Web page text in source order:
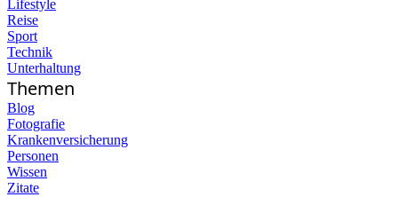
Lifestyle
Reise
Sport
Technik
Unterhaltung
Themen
Blog
Fotografie
Krankenversicherung
Personen
Wissen
Zitate